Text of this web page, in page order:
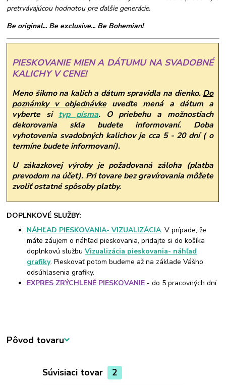
pretrvávajúcou hodnotou pre ďalšie generácie.
Be original... Be exclusive... Be Bohemian!
PIESKOVANIE MIEN A DÁTUMU NA SVADOBNÉ
KALICHY V CENE!
Meno šikmo na kalich a dátum spravidla na dienko. Do
poznámky v objednávkeuveďte mená a dátum a
vyberte si typ písma. O priebehu a možnostiach
dekorovania skla budete informovaní. Doba
vyhotovenia svadobných kalichov je cca 5 - 20 dní ( o
termíne budete informovaní).
U zákazkovej výroby je požadovaná záloha (platba
prevodom na účet). Pri tovare bez gravírovania môžete
zvoliť ostatné spôsoby platby.
DOPLNKOVÉ SLUŽBY:
NÁHĽAD PIESKOVANIA- VIZUALIZÁCIA: V prípade, že
máte záujem o náhľad pieskovania, pridajte si do košíka
doplnkovú službuVizualizácia pieskovania- náhľad
grafiky. Pieskovať potom budeme až na základe Vášho
odsúhlasenia grafiky.
EXPRES ZRÝCHLENÉ PIESKOVANIE - do 5 pracovných dní
Pôvod tovaru
Súvisiaci tovar 2